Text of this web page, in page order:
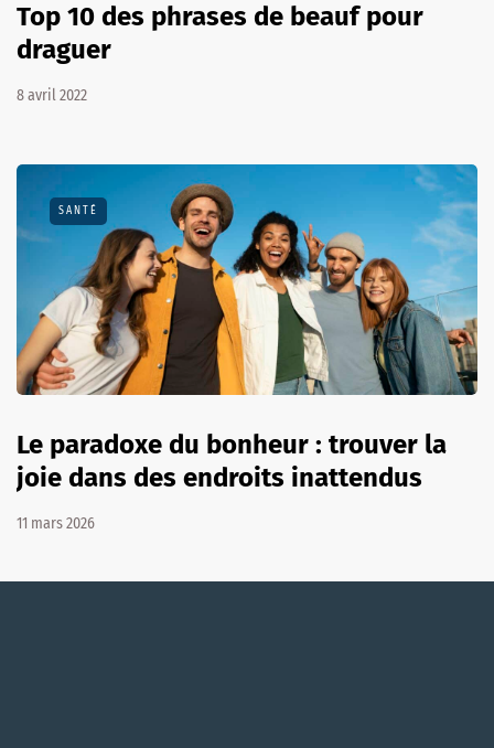
Top 10 des phrases de beauf pour
draguer
8 avril 2022
SANTÉ
Le paradoxe du bonheur : trouver la
joie dans des endroits inattendus
11 mars 2026